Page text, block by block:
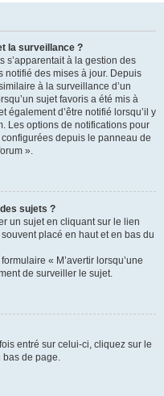
la surveillance ?
s’apparentait à la gestion des
notifié des mises à jour. Depuis
à la surveillance d’un
sujet favoris a été mis à
également d’être notifié lorsqu’il y
Les options de notifications pour
depuis le panneau de
».
sujets ?
un sujet en cliquant sur le lien
placé en haut et en bas du
« M’avertir lorsqu’une
de surveiller le sujet.
entré sur celui-ci, cliquez sur le
bas de page.